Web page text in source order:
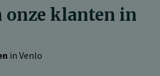
onze klanten in
in Venlo